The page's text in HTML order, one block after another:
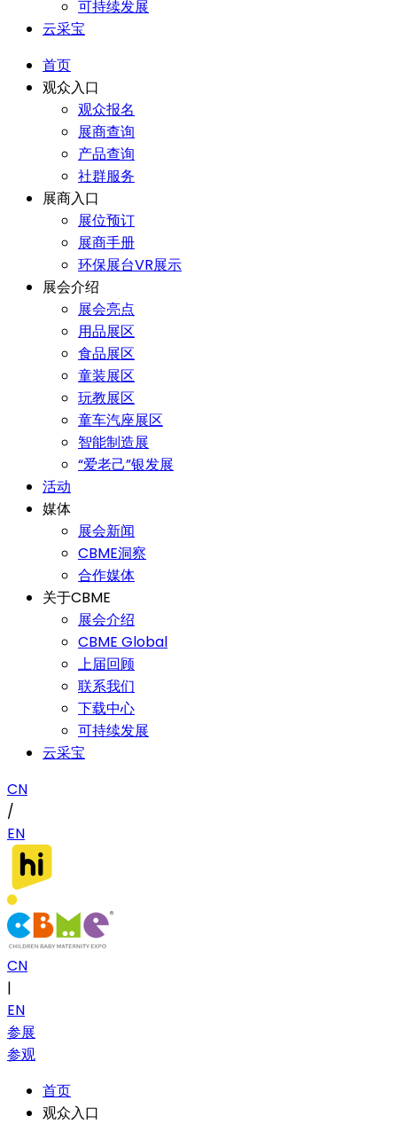
可持续发展
云采宝
首页
观众入口
观众报名
展商查询
产品查询
社群服务
展商入口
展位预订
展商手册
环保展台VR展示
展会介绍
展会亮点
用品展区
食品展区
童装展区
玩教展区
童车汽座展区
智能制造展
“爱老己”银发展
活动
媒体
展会新闻
CBME洞察
合作媒体
关于CBME
展会介绍
CBME Global
上届回顾
联系我们
下载中心
可持续发展
云采宝
CN
/
EN
CN
|
EN
参展
参观
首页
观众入口